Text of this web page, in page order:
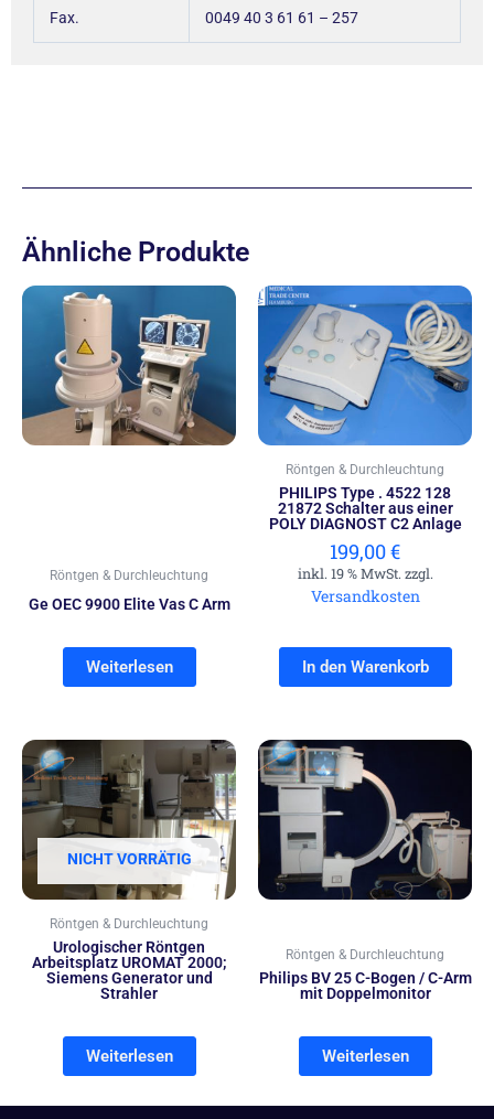
Fax. 0049 40 3 61 61 – 257
Ähnliche Produkte
Röntgen & Durchleuchtung
Ge OEC 9900 Elite Vas C Arm
Weiterlesen
Röntgen & Durchleuchtung
PHILIPS Type . 4522 128
21872 Schalter aus einer
POLY DIAGNOST C2 Anlage
199,00€
inkl. 19 % MwSt. zzgl.
Versandkosten
In den Warenkorb
NICHT VORRÄTIG
Röntgen & Durchleuchtung
Urologischer Röntgen
Arbeitsplatz UROMAT 2000;
Siemens Generator und
Strahler
Weiterlesen
Röntgen & Durchleuchtung
Philips BV 25 C-Bogen / C-Arm
mit Doppelmonitor
Weiterlesen